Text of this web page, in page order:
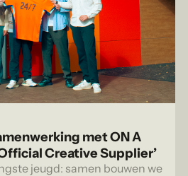
met ON A
Creative Supplier’
jeugd: samen bouwen we